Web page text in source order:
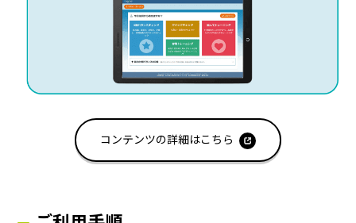
コンテンツの詳細はこちら